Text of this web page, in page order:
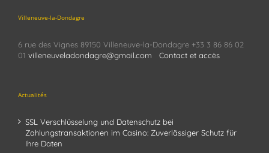
Villeneuve-la-Dondagre
6 rue des Vignes 89150 Villeneuve-la-Dondagre +33 3 86 86 02
01 villeneuveladondagre@gmail.com Contact et accès
Actualités
SSL Verschlüsselung und Datenschutz bei
Zahlungstransaktionen im Casino: Zuverlässiger Schutz für
Ihre Daten